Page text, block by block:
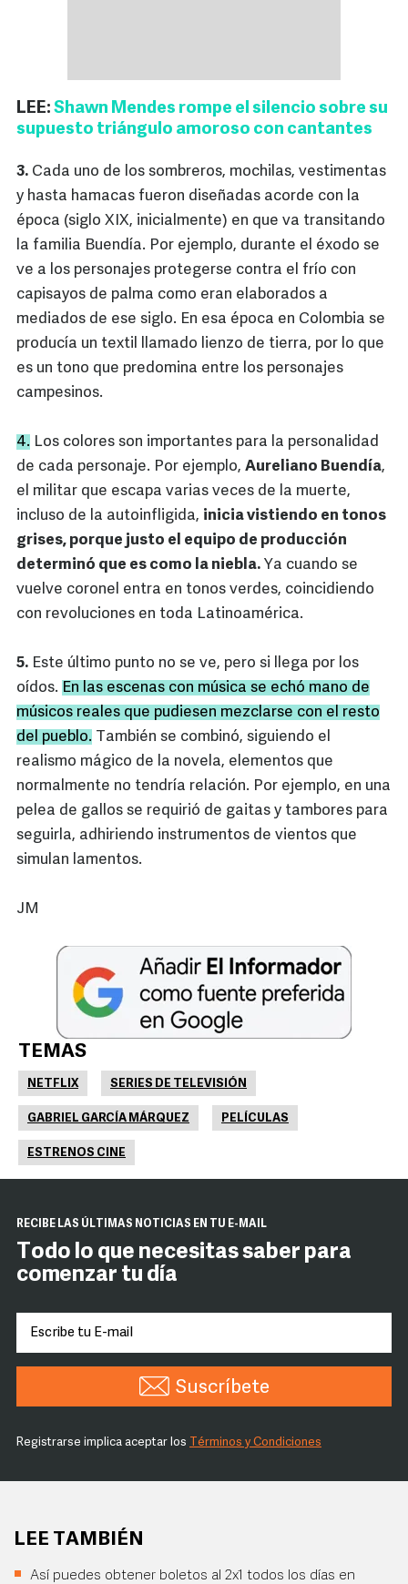
LEE: Shawn Mendes rompe el silencio sobre su
supuesto triángulo amoroso con cantantes
3. Cada uno de los sombreros, mochilas, vestimentas
y hasta hamacas fueron diseñadas acorde con la
época (siglo XIX, inicialmente) en que va transitando
la familia Buendía. Por ejemplo, durante el éxodo se
ve a los personajes protegerse contra el frío con
capisayos de palma como eran elaborados a
mediados de ese siglo. En esa época en Colombia se
producía un textil llamado lienzo de tierra, por lo que
es un tono que predomina entre los personajes
campesinos.
4. Los colores son importantes para la personalidad
de cada personaje. Por ejemplo, Aureliano Buendía,
el militar que escapa varias veces de la muerte,
incluso de la autoinfligida, inicia vistiendo en tonos
grises, porque justo el equipo de producción
determinó que es como la niebla. Ya cuando se
vuelve coronel entra en tonos verdes, coincidiendo
con revoluciones en toda Latinoamérica.
5. Este último punto no se ve, pero si llega por los
oídos. En las escenas con música se echó mano de
músicos reales que pudiesen mezclarse con el resto
del pueblo. También se combinó, siguiendo el
realismo mágico de la novela, elementos que
normalmente no tendría relación. Por ejemplo, en una
pelea de gallos se requirió de gaitas y tambores para
seguirla, adhiriendo instrumentos de vientos que
simulan lamentos.
JM
TEMAS
NETFLIX SERIES DE TELEVISIÓN
GABRIEL GARCÍA MÁRQUEZ PELÍCULAS
ESTRENOS CINE
RECIBE LAS ÚLTIMAS NOTICIAS EN TU E-MAIL
Todo lo que necesitas saber para
comenzar tu día
Suscríbete
Registrarse implica aceptar los Términos y Condiciones
LEE TAMBIÉN
Así puedes obtener boletos al 2x1 todos los días en